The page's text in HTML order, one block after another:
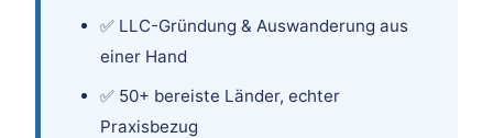
✅ LLC-Gründung & Auswanderung aus
einer Hand
✅ 50+ bereiste Länder, echter
Praxisbezug